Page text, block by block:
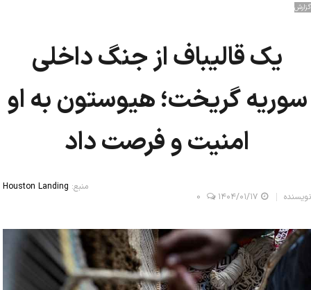
گزارش
یک قالیباف از جنگ داخلی
سوریه گریخت؛ هیوستون به او
امنیت و فرصت داد
نویسنده ۱۴۰۴/۰۱/۱۷ 0
منبع: Houston Landing